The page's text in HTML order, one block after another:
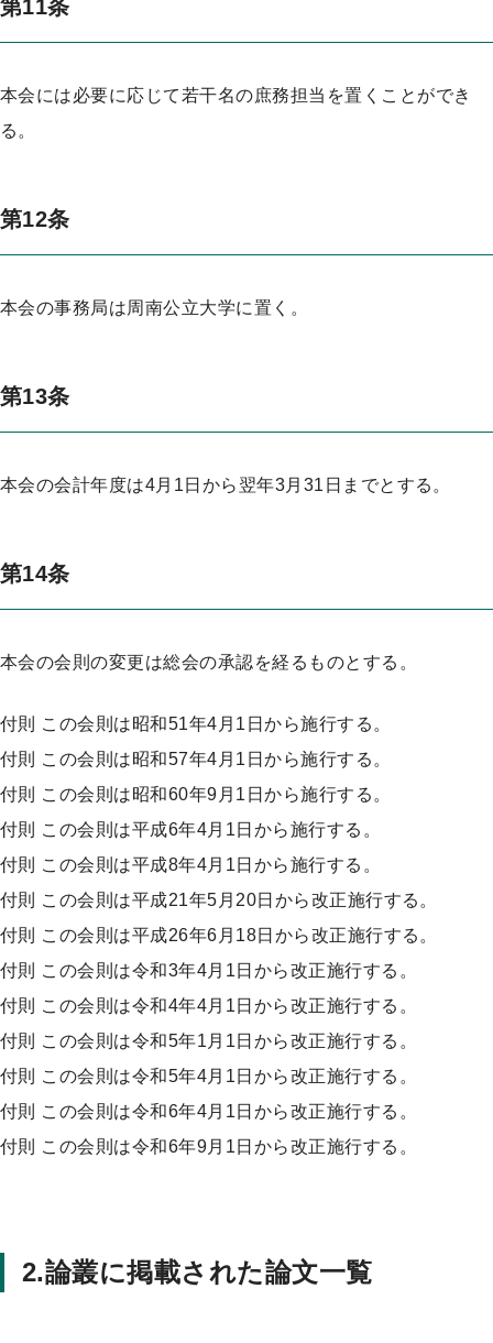
第11条
本会には必要に応じて若干名の庶務担当を置くことができ
る。
第12条
本会の事務局は周南公立大学に置く。
第13条
本会の会計年度は4月1日から翌年3月31日までとする。
第14条
本会の会則の変更は総会の承認を経るものとする。
付則 この会則は昭和51年4月1日から施行する。
付則 この会則は昭和57年4月1日から施行する。
付則 この会則は昭和60年9月1日から施行する。
付則 この会則は平成6年4月1日から施行する。
付則 この会則は平成8年4月1日から施行する。
付則 この会則は平成21年5月20日から改正施行する。
付則 この会則は平成26年6月18日から改正施行する。
付則 この会則は令和3年4月1日から改正施行する。
付則 この会則は令和4年4月1日から改正施行する。
付則 この会則は令和5年1月1日から改正施行する。
付則 この会則は令和5年4月1日から改正施行する。
付則 この会則は令和6年4月1日から改正施行する。
付則 この会則は令和6年9月1日から改正施行する。
2.論叢に掲載された論文一覧